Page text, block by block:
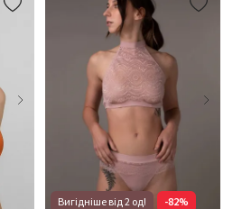
Вигідніше від 2 од! -82%